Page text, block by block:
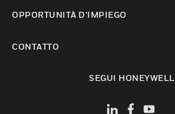
OPPORTUNITÀ D’IMPIEGO
CONTATTO
SEGUI HONEYWELL